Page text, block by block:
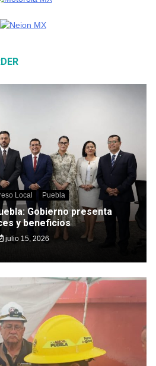
Local Puebla
Gobierno presenta
y beneficios
julio 15, 2026